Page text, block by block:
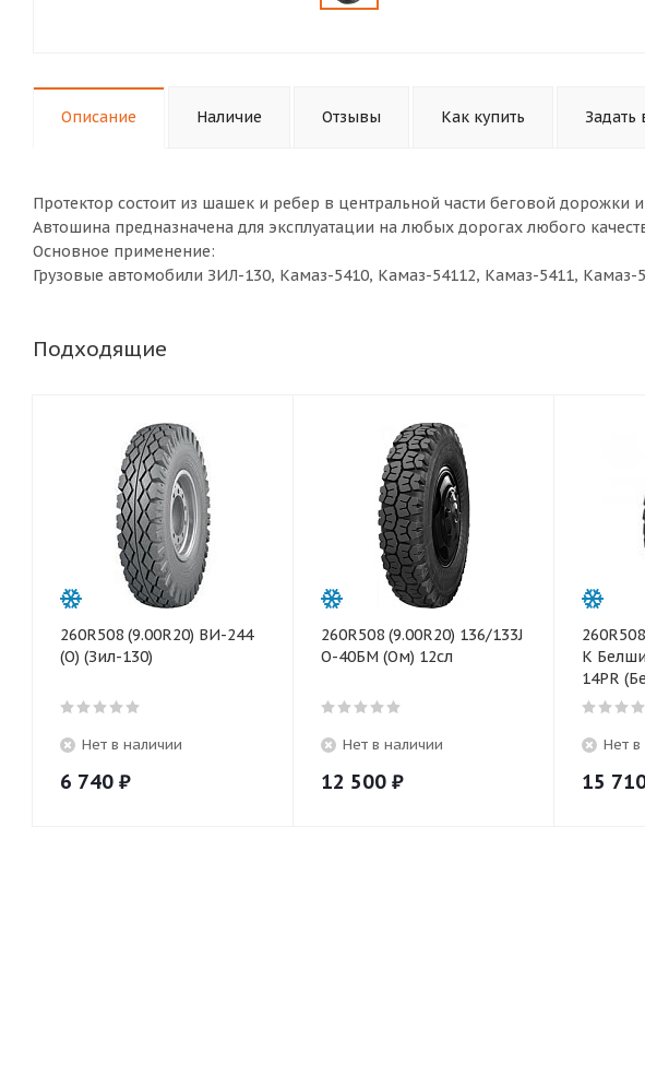
Описание Наличие Отзывы Как купить Задать
Протектор состоит из шашек и ребер в центральной части беговой дорожки
Автошина предназначена для эксплуатации на любых дорогах любого
Основное применение:
Грузовые автомобили ЗИЛ-130, Камаз-5410, Камаз-54112, Камаз-5411, Камаз-
Подходящие
260R508 (9.00R20) ВИ-244
(О) (Зил-130)
Нет в наличии
6 740 ₽
260R508 (9.00R20) 136/133J
О-40БМ (Ом) 12сл
Нет в наличии
12 500 ₽
K
14PR
Нет в
15